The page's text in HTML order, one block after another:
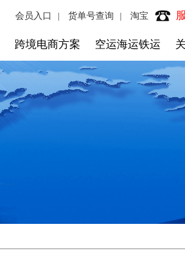
会员入口 货单号查询 淘宝
跨境电商方案 空运海运铁运